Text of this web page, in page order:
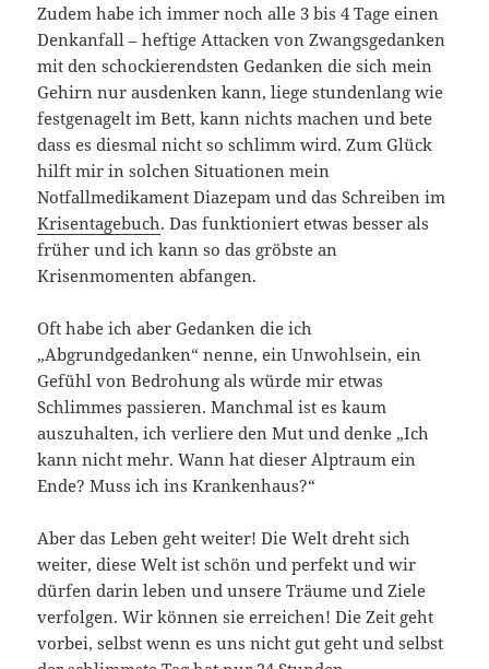
Zudem habe ich immer noch alle 3 bis 4 Tage einen
Denkanfall – heftige Attacken von Zwangsgedanken
mit den schockierendsten Gedanken die sich mein
Gehirn nur ausdenken kann, liege stundenlang wie
festgenagelt im Bett, kann nichts machen und bete
dass es diesmal nicht so schlimm wird. Zum Glück
hilft mir in solchen Situationen mein
Notfallmedikament Diazepam und das Schreiben im
Krisentagebuch. Das funktioniert etwas besser als
früher und ich kann so das gröbste an
Krisenmomenten abfangen.
Oft habe ich aber Gedanken die ich
„Abgrundgedanken“ nenne, ein Unwohlsein, ein
Gefühl von Bedrohung als würde mir etwas
Schlimmes passieren. Manchmal ist es kaum
auszuhalten, ich verliere den Mut und denke „Ich
kann nicht mehr. Wann hat dieser Alptraum ein
Ende? Muss ich ins Krankenhaus?“
Aber das Leben geht weiter! Die Welt dreht sich
weiter, diese Welt ist schön und perfekt und wir
dürfen darin leben und unsere Träume und Ziele
verfolgen. Wir können sie erreichen! Die Zeit geht
vorbei, selbst wenn es uns nicht gut geht und selbst